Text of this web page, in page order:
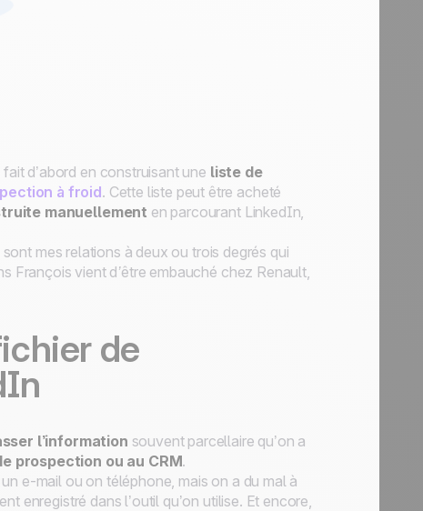
fait d’abord en construisant une liste de
à froid. Cette liste peut être acheté
manuellement en parcourant LinkedIn,
sont mes relations à deux ou trois degrés qui
François vient d’être embauché chez Renault,
de
l’information souvent parcellaire qu’on a
prospection ou au CRM.
e-mail ou on téléphone, mais on a du mal à
enregistré dans l’outil qu’on utilise. Et encore,